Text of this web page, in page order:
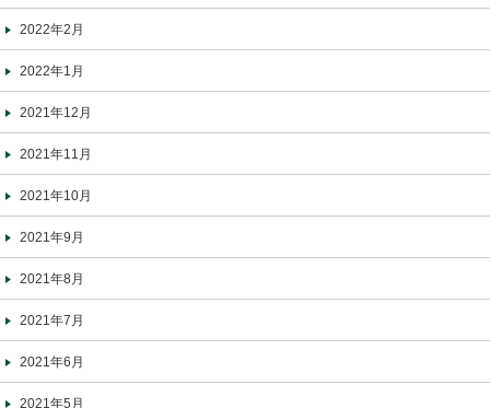
2022年2月
2022年1月
2021年12月
2021年11月
2021年10月
2021年9月
2021年8月
2021年7月
2021年6月
2021年5月